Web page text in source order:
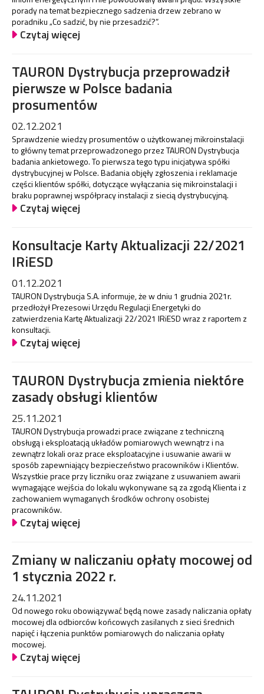
porady na temat bezpiecznego sadzenia drzew zebrano w
poradniku „Co sadzić, by nie przesadzić?”.
Czytaj więcej
TAURON Dystrybucja przeprowadził
pierwsze w Polsce badania
prosumentów
02.12.2021
Sprawdzenie wiedzy prosumentów o użytkowanej mikroinstalacji
to główny temat przeprowadzonego przez TAURON Dystrybucja
badania ankietowego. To pierwsza tego typu inicjatywa spółki
dystrybucyjnej w Polsce. Badania objęły zgłoszenia i reklamacje
części klientów spółki, dotyczące wyłączania się mikroinstalacji i
braku poprawnej współpracy instalacji z siecią dystrybucyjną.
Czytaj więcej
Konsultacje Karty Aktualizacji 22/2021
IRiESD
01.12.2021
TAURON Dystrybucja S.A. informuje, że w dniu 1 grudnia 2021r.
przedłożył Prezesowi Urzędu Regulacji Energetyki do
zatwierdzenia Kartę Aktualizacji 22/2021 IRiESD wraz z raportem z
konsultacji.
Czytaj więcej
TAURON Dystrybucja zmienia niektóre
zasady obsługi klientów
25.11.2021
TAURON Dystrybucja prowadzi prace związane z techniczną
obsługą i eksploatacją układów pomiarowych wewnątrz i na
zewnątrz lokali oraz prace eksploatacyjne i usuwanie awarii w
sposób zapewniający bezpieczeństwo pracowników i Klientów.
Wszystkie prace przy liczniku oraz związane z usuwaniem awarii
wymagające wejścia do lokalu wykonywane są za zgodą Klienta i z
zachowaniem wymaganych środków ochrony osobistej
pracowników.
Czytaj więcej
Zmiany w naliczaniu opłaty mocowej od
1 stycznia 2022 r.
24.11.2021
Od nowego roku obowiązywać będą nowe zasady naliczania opłaty
mocowej dla odbiorców końcowych zasilanych z sieci średnich
napięć i łączenia punktów pomiarowych do naliczania opłaty
mocowej.
Czytaj więcej